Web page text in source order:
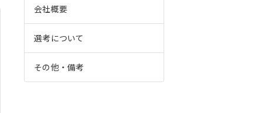
会社概要
選考について
その他・備考